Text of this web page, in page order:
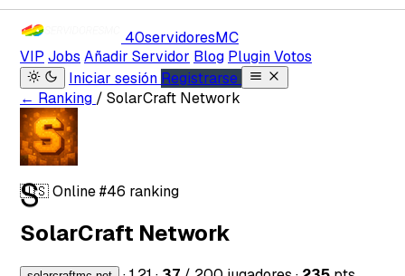
40servidoresMC
VIP Jobs Añadir Servidor Blog Plugin Votos
Iniciar sesión Registrarse
← Ranking / SolarCraft Network
S
🇺🇸Online#46 ranking
SolarCraft Network